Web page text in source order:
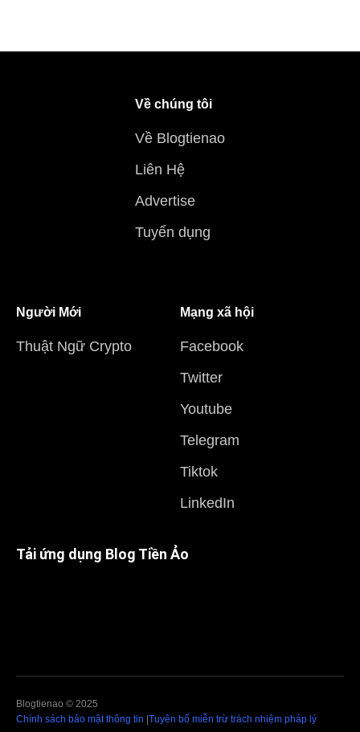
Về chúng tôi
Về Blogtienao
Liên Hệ
Advertise
Tuyển dụng
Người Mới
Thuật Ngữ Crypto
Mạng xã hội
Facebook
Twitter
Youtube
Telegram
Tiktok
LinkedIn
Tải ứng dụng Blog Tiền Ảo
Blogtienao © 2025
Chính sách bảo mật thông tin |Tuyên bố miễn trừ trách nhiệm pháp lý